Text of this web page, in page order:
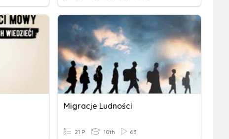
Migracje Ludności
21 P 10th 63